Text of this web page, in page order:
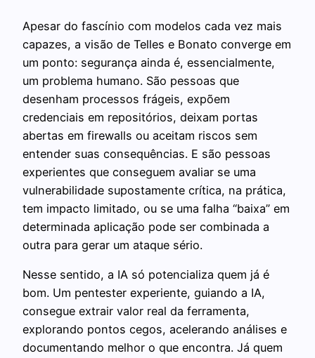
Apesar do fascínio com modelos cada vez mais
capazes, a visão de Telles e Bonato converge em
um ponto: segurança ainda é, essencialmente,
um problema humano. São pessoas que
desenham processos frágeis, expõem
credenciais em repositórios, deixam portas
abertas em firewalls ou aceitam riscos sem
entender suas consequências. E são pessoas
experientes que conseguem avaliar se uma
vulnerabilidade supostamente crítica, na prática,
tem impacto limitado, ou se uma falha “baixa” em
determinada aplicação pode ser combinada a
outra para gerar um ataque sério.
Nesse sentido, a IA só potencializa quem já é
bom. Um pentester experiente, guiando a IA,
consegue extrair valor real da ferramenta,
explorando pontos cegos, acelerando análises e
documentando melhor o que encontra. Já quem